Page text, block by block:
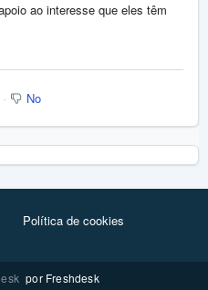
ao interesse que eles têm
No
Política de cookies
por Freshdesk